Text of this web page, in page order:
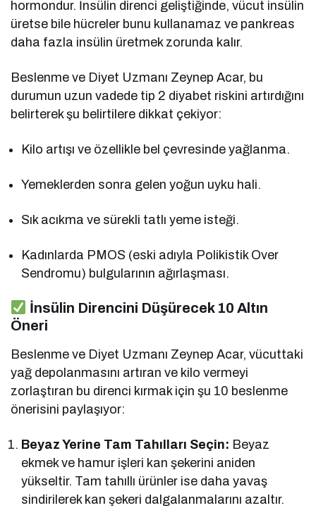
hormondur. İnsülin direnci geliştiğinde, vücut insülin
üretse bile hücreler bunu kullanamaz ve pankreas
daha fazla insülin üretmek zorunda kalır.
Beslenme ve Diyet Uzmanı Zeynep Acar, bu
durumun uzun vadede tip 2 diyabet riskini artırdığını
belirterek şu belirtilere dikkat çekiyor:
Kilo artışı ve özellikle bel çevresinde yağlanma.
Yemeklerden sonra gelen yoğun uyku hali.
Sık acıkma ve sürekli tatlı yeme isteği.
Kadınlarda PMOS (eski adıyla Polikistik Over
Sendromu) bulgularının ağırlaşması.
İnsülin Direncini Düşürecek 10 Altın
Öneri
Beslenme ve Diyet Uzmanı Zeynep Acar, vücuttaki
yağ depolanmasını artıran ve kilo vermeyi
zorlaştıran bu direnci kırmak için şu 10 beslenme
önerisini paylaşıyor:
Beyaz Yerine Tam Tahılları Seçin: Beyaz
ekmek ve hamur işleri kan şekerini aniden
yükseltir. Tam tahıllı ürünler ise daha yavaş
sindirilerek kan şekeri dalgalanmalarını azaltır.